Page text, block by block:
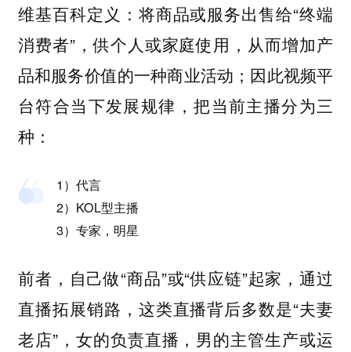
维基百科定义：将商品或服务出售给“终端
消费者”，供个人或家庭使用，从而增加产
品和服务价值的一种商业活动；因此视频平
台符合当下发展规律，把当前主播分为三
种：
1）代言
2）KOL型主播
3）专家，明星
前者 ，自己做“商品”或“供应链”起家，通过
直播拓展销路，这类直播背后多数是“夫妻
老店”，女的负责直播，男的主管生产或运